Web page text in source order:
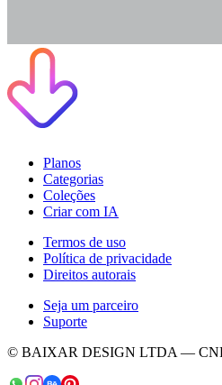
Planos
Categorias
Coleções
Criar com IA
Termos de uso
Política de privacidade
Direitos autorais
Seja um parceiro
Suporte
© BAIXAR DESIGN LTDA —